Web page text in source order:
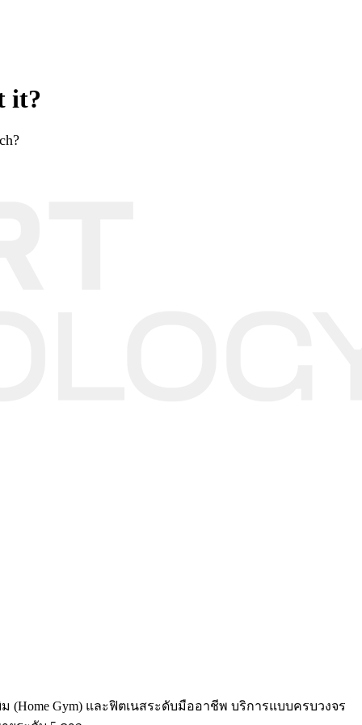
it?
(Home Gym) และฟิตเนสระดับมืออาชีพ บริการแบบครบวงจร